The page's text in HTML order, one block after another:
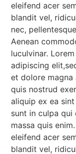
eleifend acer
blandit vel,
nec,
Aenean
luculvinar.
adipiscing
et dolore magna
quis nostrud
aliquip ex ea
sunt in culpa
massa quis
eleifend acer
blandit vel,